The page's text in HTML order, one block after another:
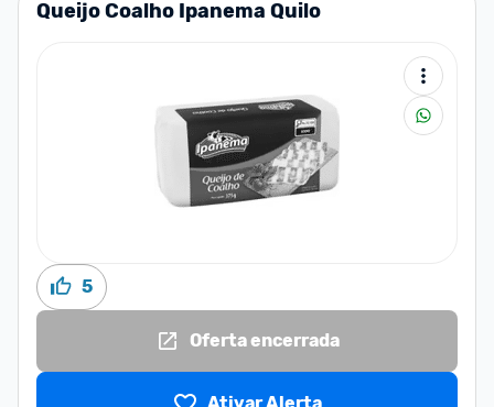
Queijo Coalho Ipanema Quilo
5
Oferta encerrada